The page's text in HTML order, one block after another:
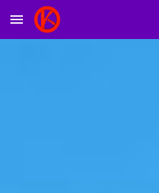
Skip to main content